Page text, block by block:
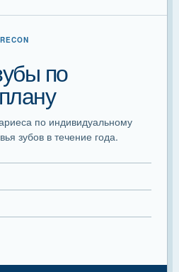
по
по индивидуальному
зубов в течение года.